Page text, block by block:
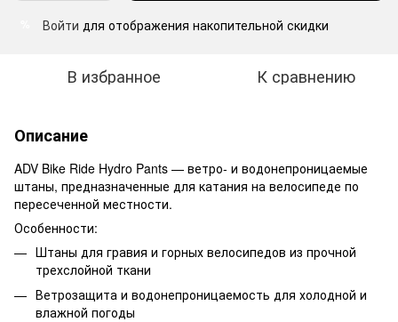
Войти для отображения накопительной скидки
В избранное К сравнению
Описание
ADV Bike Ride Hydro Pants — ветро- и водонепроницаемые
штаны, предназначенные для катания на велосипеде по
пересеченной местности.
Особенности:
Штаны для гравия и горных велосипедов из прочной
трехслойной ткани
Ветрозащита и водонепроницаемость для холодной и
влажной погоды